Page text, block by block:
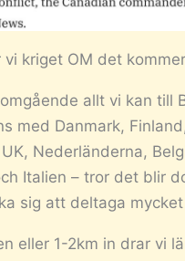
vi kriget OM det
allt vi kan till
med Danmark,
Nederländerna,
Italien – tror det blir
sig att deltaga
eller 1-2km in drar vi